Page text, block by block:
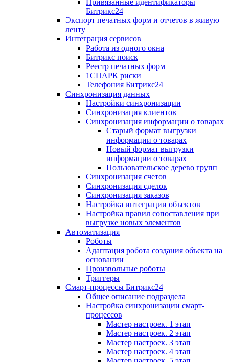
Привязанные идентификаторы
Битрикс24
Экспорт печатных форм и отчетов в живую
ленту
Интеграция сервисов
Работа из одного окна
Битрикс поиск
Реестр печатных форм
1СПАРК риски
Телефония Битрикс24
Синхронизация данных
Настройки синхронизации
Синхронизация клиентов
Синхронизация информации о товарах
Старый формат выгрузки
информации о товарах
Новый формат выгрузки
информации о товарах
Пользовательское дерево групп
Синхронизация счетов
Синхронизация сделок
Синхронизация заказов
Настройка интеграции объектов
Настройка правил сопоставления при
выгрузке новых элементов
Автоматизация
Роботы
Адаптация робота создания объекта на
основании
Произвольные роботы
Триггеры
Смарт-процессы Битрикс24
Общее описание подраздела
Настройка синхронизации смарт-
процессов
Мастер настроек. 1 этап
Мастер настроек. 2 этап
Мастер настроек. 3 этап
Мастер настроек. 4 этап